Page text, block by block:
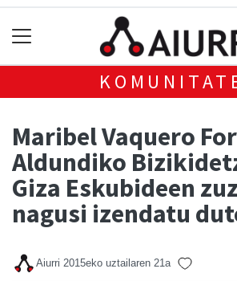
Maribel Vaquero
Aldundiko
Giza Eskubideen
nagusi izendatu
Aiurri 2015eko uztailaren 21a